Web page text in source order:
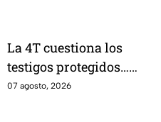
La 4T cuestiona los
testigos protegidos…
hasta que le sirven
07 agosto, 2026